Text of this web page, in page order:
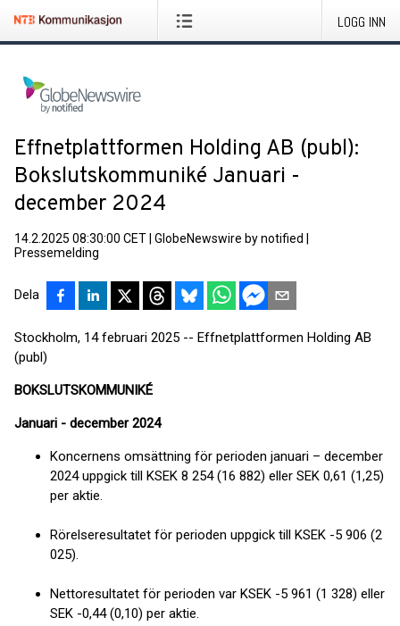
LOGG INN
Effnetplattformen Holding AB (publ):
Bokslutskommuniké Januari -
december 2024
14.2.2025 08:30:00 CET GlobeNewswire by notified
Pressemelding
Dela
Stockholm, 14 februari 2025 -- Effnetplattformen Holding AB
(publ)
BOKSLUTSKOMMUNIKÉ
Januari - december 2024
Koncernens omsättning för perioden januari – december
2024 uppgick till KSEK 8 254 (16 882) eller SEK 0,61 (1,25)
per aktie.
Rörelseresultatet för perioden uppgick till KSEK -5 906 (2
025).
Nettoresultatet för perioden var KSEK -5 961 (1 328) eller
SEK -0,44 (0,10) per aktie.